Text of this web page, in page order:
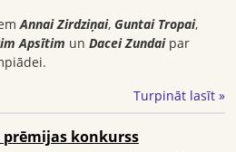
Annai Zirdziņai, Guntai Tropai,
Apsītim un Dacei Zundaipar
Turpināt lasīt »
konkurss